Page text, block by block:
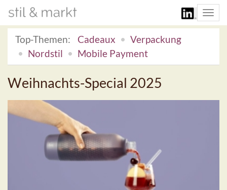
Top-Themen:
Cadeaux
Verpackung
Nordstil
Mobile Payment
Weihnachts-Special 2025